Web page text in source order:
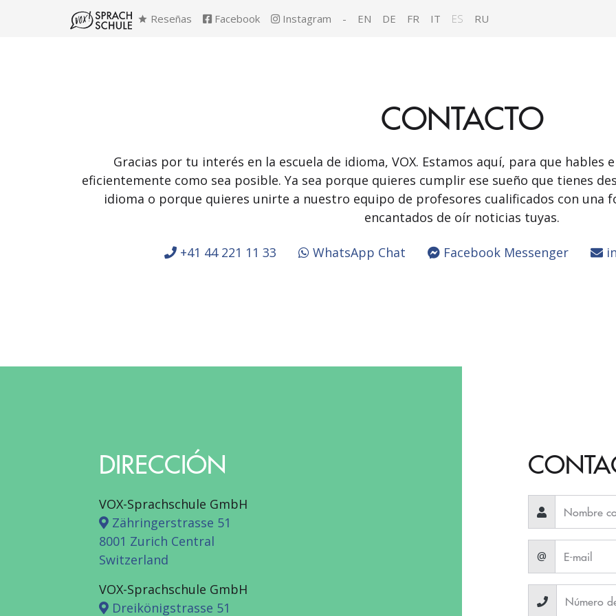
Reseñas Facebook Instagram - EN DE FR IT ES RU
CONTACTO
Gracias por tu interés en la escuela de idioma, VOX. Estamos aquí, para que hables
eficientemente como sea posible. Ya sea porque quieres cumplir ese sueño que tienes
idioma o porque quieres unirte a nuestro equipo de profesores cualificados con una
encantados de oír noticias tuyas.
+41 44 221 11 33 WhatsApp Chat Facebook Messenger
DIRECCIÓN
VOX-Sprachschule GmbH
Zähringerstrasse 51
8001 Zurich Central
Switzerland
VOX-Sprachschule GmbH
Dreikönigstrasse 51
@